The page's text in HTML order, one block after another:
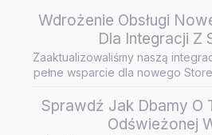
Wdrożenie Obsługi
Dla Integracji Z
Zaaktualizowaliśmy naszą
pełne wsparcie dla nowego
Sprawdź Jak Dbamy O
Odświeżonej